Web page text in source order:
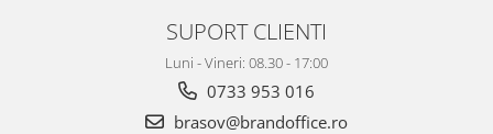
Suporturi si huse telefoane &
Periferice PC si accesorii
SUPORT CLIENTI
Luni - Vineri: 08.30 - 17:00
0733 953 016
brasov@brandoffice.ro